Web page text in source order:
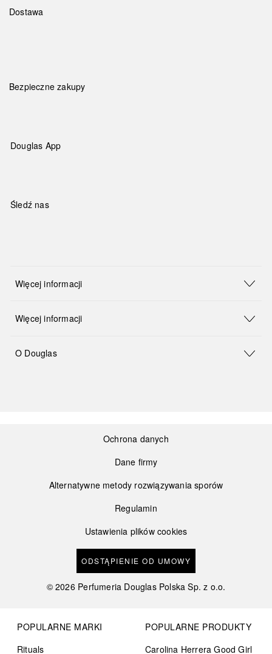
Dostawa
Bezpieczne zakupy
Douglas App
Śledź nas
Więcej informacji
Więcej informacji
O Douglas
Ochrona danych
Dane firmy
Alternatywne metody rozwiązywania sporów
Regulamin
Ustawienia plików cookies
ODSTĄPIENIE OD UMOWY
©2026 Perfumeria Douglas Polska Sp. z o.o.
POPULARNE MARKI
Rituals
POPULARNE PRODUKTY
Carolina Herrera Good Girl